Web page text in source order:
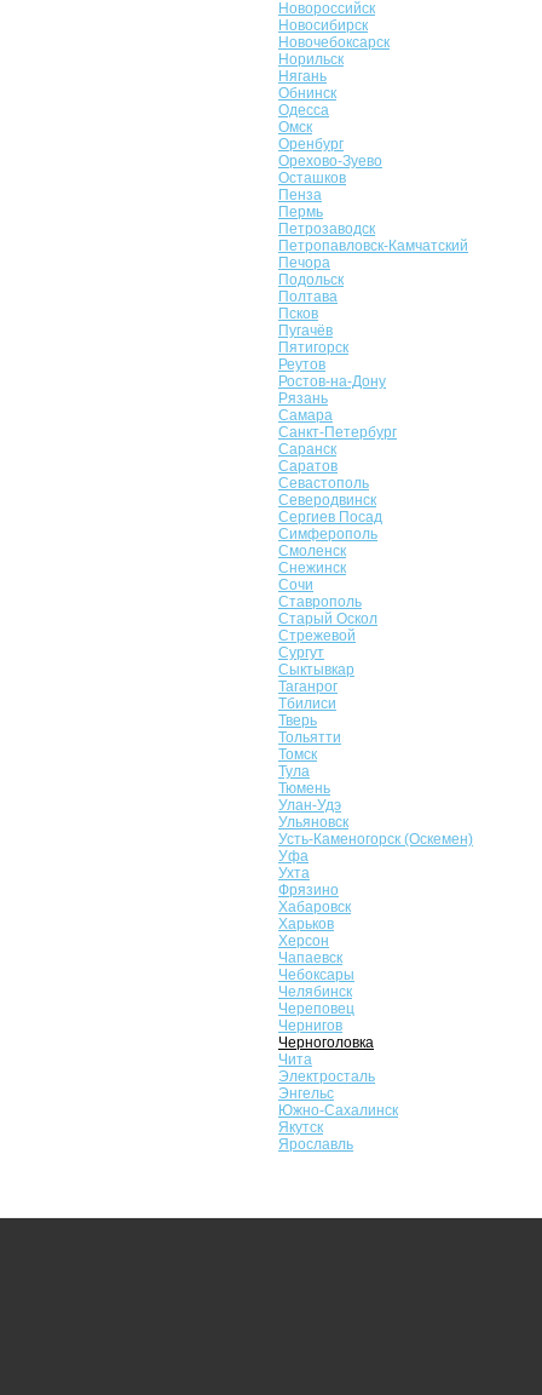
Новороссийск
Новосибирск
Новочебоксарск
Норильск
Нягань
Обнинск
Одесса
Омск
Оренбург
Орехово-Зуево
Осташков
Пенза
Пермь
Петрозаводск
Петропавловск-Камчатский
Печора
Подольск
Полтава
Псков
Пугачёв
Пятигорск
Реутов
Ростов-на-Дону
Рязань
Самара
Санкт-Петербург
Саранск
Саратов
Севастополь
Северодвинск
Сергиев Посад
Симферополь
Смоленск
Снежинск
Сочи
Ставрополь
Старый Оскол
Стрежевой
Сургут
Сыктывкар
Таганрог
Тбилиси
Тверь
Тольятти
Томск
Тула
Тюмень
Улан-Удэ
Ульяновск
Усть-Каменогорск (Оскемен)
Уфа
Ухта
Фрязино
Хабаровск
Харьков
Херсон
Чапаевск
Чебоксары
Челябинск
Череповец
Чернигов
Черноголовка
Чита
Электросталь
Энгельс
Южно-Сахалинск
Якутск
Ярославль